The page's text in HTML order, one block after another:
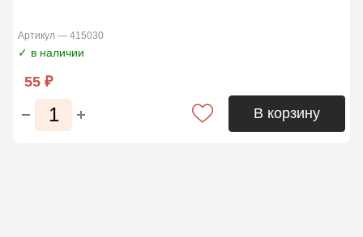
Артикул — 415030
✓ в наличии
55 ₽
В корзину